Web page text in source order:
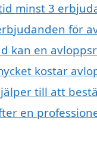
minst 3
för
kan en
kostar
till att
en